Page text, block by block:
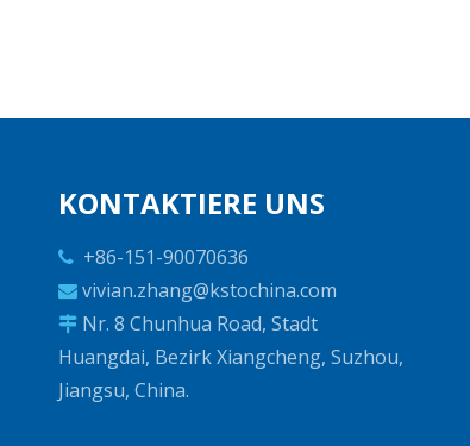
KONTAKTIERE UNS
+86-151-90070636
 vivian.zhang@kstochina.com
Nr. 8 Chunhua Road, Stadt
Huangdai, Bezirk Xiangcheng, Suzhou,
Jiangsu, China.